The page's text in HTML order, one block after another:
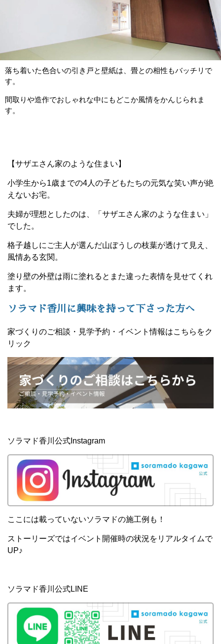
落ち着いた色合いの引き戸と壁紙は、畳との相性もバッチリで
す。
間取りや造作でおしゃれな中にもどこか風情をかんじられま
す。
【サザエさん家のような住まい】
小学生から1歳までの4人の子どもたちの元気な笑い声が絶
えないお宅。
夫婦が理想としたのは、「サザエさん家のような住まい」
でした。
格子越しにご主人が選んだ山ぼうしの枝葉が透けて見え、
風情ある玄関。
塗り壁の外壁は雨に塗れるとまた違った表情を見せてくれ
ます。
ソラマド香川に興味を持って下さった方へ
家づくりのご相談・見学予約・イベント情報はこちらをク
リック
ソラマド香川公式Instagram
ここには載っていないソラマドの施工例も！
ストーリーズではイベント開催時の状況をリアルタイムで
UP♪
ソラマド香川公式LINE